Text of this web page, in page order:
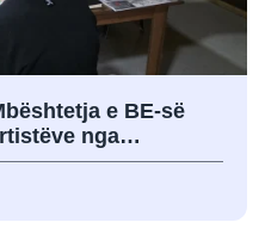
e BE-së
nga…